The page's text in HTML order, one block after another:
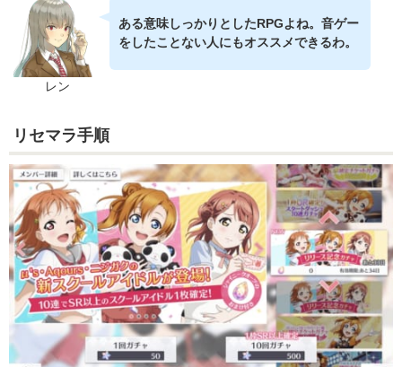
レン
ある意味しっかりとしたRPGよね。音ゲー
をしたことない人にもオススメできるわ。
リセマラ手順